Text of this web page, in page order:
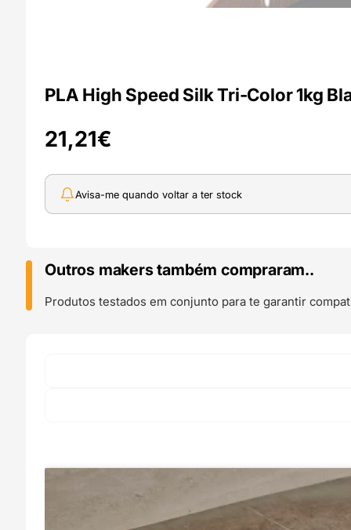
PLA High Speed Silk Tri-Color 1kg
21,21€
Avisa-me quando voltar a ter stock
Outros makers também compraram..
Produtos testados em conjunto para te garantir